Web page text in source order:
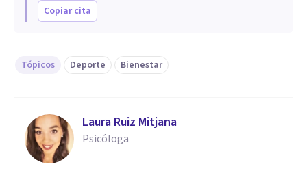
Copiar cita
Tópicos Deporte Bienestar
Laura Ruiz Mitjana
Psicóloga